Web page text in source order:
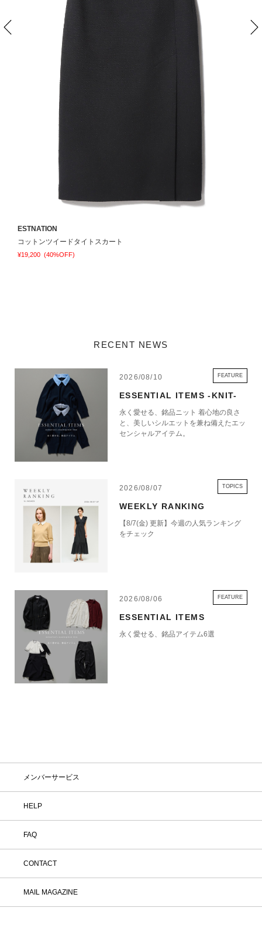
ESTNATION
コットンツイードタイトスカート
¥19,200 (40%OFF)
RECENT NEWS
2026/08/10 FEATURE
ESSENTIAL ITEMS -KNIT-
永く愛せる、銘品ニット 着心地の良さ
と、美しいシルエットを兼ね備えたエッ
センシャルアイテム。
2026/08/07 TOPICS
WEEKLY RANKING
【8/7(金) 更新】今週の人気ランキング
をチェック
2026/08/06 FEATURE
ESSENTIAL ITEMS
永く愛せる、銘品アイテム6選
メンバーサービス
HELP
FAQ
CONTACT
MAIL MAGAZINE